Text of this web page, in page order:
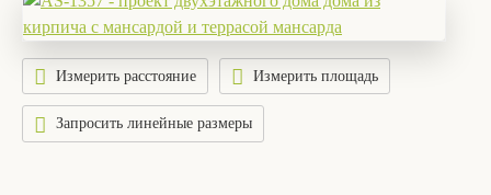
Измерить расстояние Измерить площадь
Запросить линейные размеры